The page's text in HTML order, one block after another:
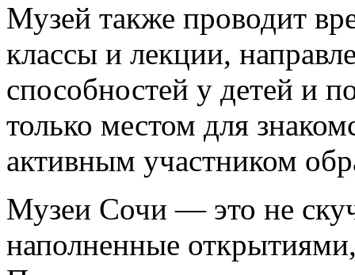
Музей также проводит
классы и лекции,
способностей у детей и
только местом для
активным участником
Музеи Сочи — это не
наполненные